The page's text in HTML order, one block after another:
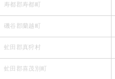
寿都郡寿都町
磯谷郡蘭越町
虻田郡真狩村
虻田郡喜茂別町